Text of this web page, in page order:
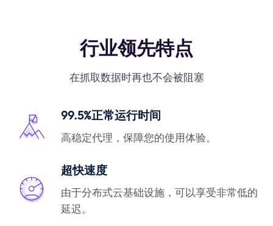
行业领先特点
在抓取数据时再也不会被阻塞
99.5%正常运行时间
高稳定代理，保障您的使用体验。
超快速度
由于分布式云基础设施，可以享受非常低的
延迟。